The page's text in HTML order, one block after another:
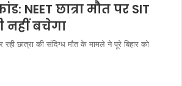
NEET छात्रा मौत पर SIT
नहीं बचेगा
छात्रा की संदिग्ध मौत के मामले ने पूरे बिहार को